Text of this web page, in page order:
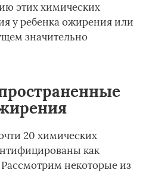
этих химических
у ребенка ожирения или
значительно
20 химических
как
некоторые из